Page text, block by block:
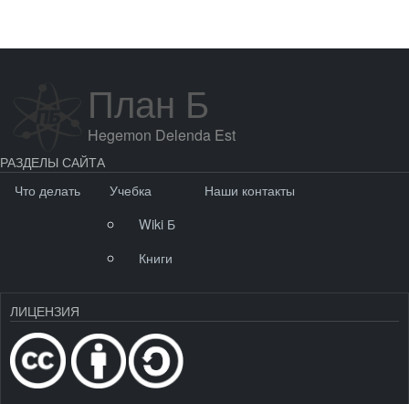
План Б
Hegemon Delenda Est
РАЗДЕЛЫ САЙТА
Что делать
Учебка
Wiki Б
Книги
Наши контакты
ЛИЦЕНЗИЯ